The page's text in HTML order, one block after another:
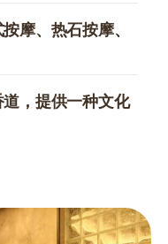
摩、热石按摩、
，提供一种文化